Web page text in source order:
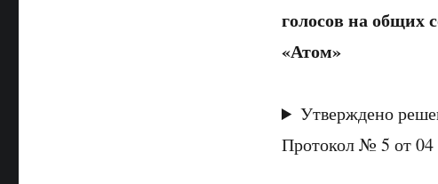
голосов на
«Атом»
Утверждено
Протокол № 5 от 04